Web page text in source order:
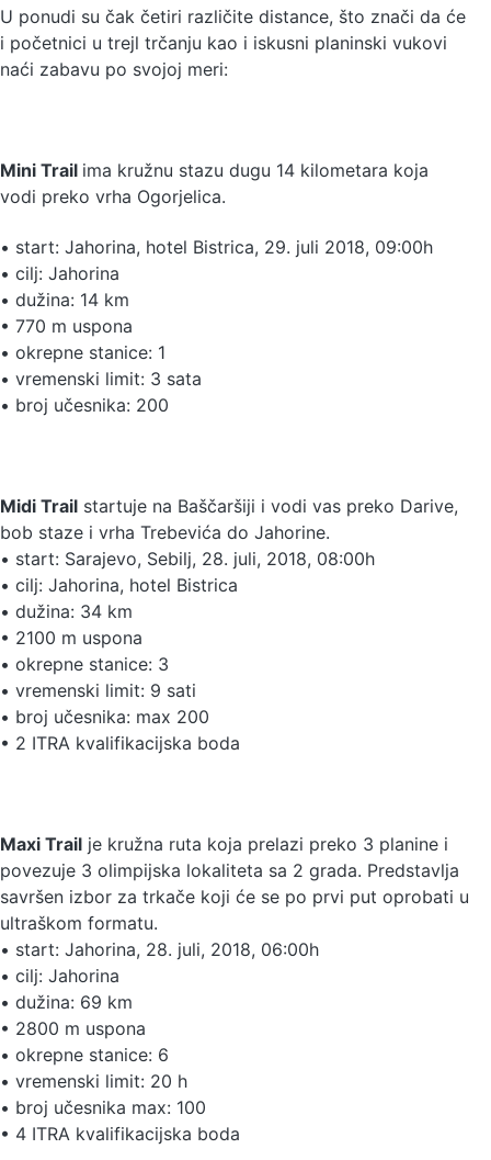
U ponudi su čak četiri različite distance, što znači da će
i početnici u trejl trčanju kao i iskusni planinski vukovi
naći zabavu po svojoj meri:
Mini Trail ima kružnu stazu dugu 14 kilometara koja
vodi preko vrha Ogorjelica.
• start: Jahorina, hotel Bistrica, 29. juli 2018, 09:00h
• cilj: Jahorina
• dužina: 14 km
• 770 m uspona
• okrepne stanice: 1
• vremenski limit: 3 sata
• broj učesnika: 200
Midi Trail startuje na Baščaršiji i vodi vas preko Darive,
bob staze i vrha Trebevića do Jahorine.
• start: Sarajevo, Sebilj, 28. juli, 2018, 08:00h
• cilj: Jahorina, hotel Bistrica
• dužina: 34 km
• 2100 m uspona
• okrepne stanice: 3
• vremenski limit: 9 sati
• broj učesnika: max 200
• 2 ITRA kvalifikacijska boda
Maxi Trail je kružna ruta koja prelazi preko 3 planine i
povezuje 3 olimpijska lokaliteta sa 2 grada. Predstavlja
savršen izbor za trkače koji će se po prvi put oprobati u
ultraškom formatu.
• start: Jahorina, 28. juli, 2018, 06:00h
• cilj: Jahorina
• dužina: 69 km
• 2800 m uspona
• okrepne stanice: 6
• vremenski limit: 20 h
• broj učesnika max: 100
• 4 ITRA kvalifikacijska boda